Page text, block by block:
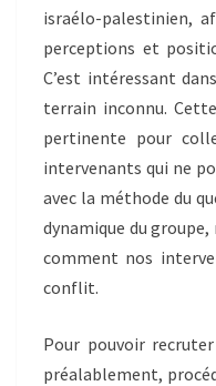
israélo-palestinien,
perceptions et
C’est intéressant
terrain inconnu.
pertinente pour
intervenants qui ne
avec la méthode du
dynamique du
comment nos
conflit.
Pour pouvoir
préalablement,